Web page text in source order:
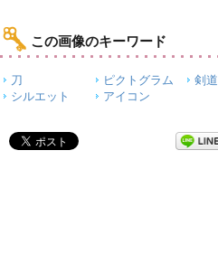
この画像のキーワード
刀 ピクトグラム 剣道
シルエット
アイコン